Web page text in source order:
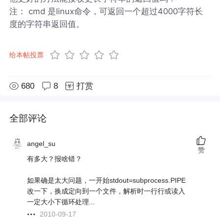
注： cmd 是linux命令，可返回一个超过4000字符长
度的字符串返回值。
给本帖投票
680 8 打赏
全部评论
angel_su
有多大？报啥错？
如果确是太大问题，一开始stdout=subprocess.PIPE
改一下，换成定向到一个文件，解析时一行行或读入
一定大小下循环处理...
2010-09-17
赞